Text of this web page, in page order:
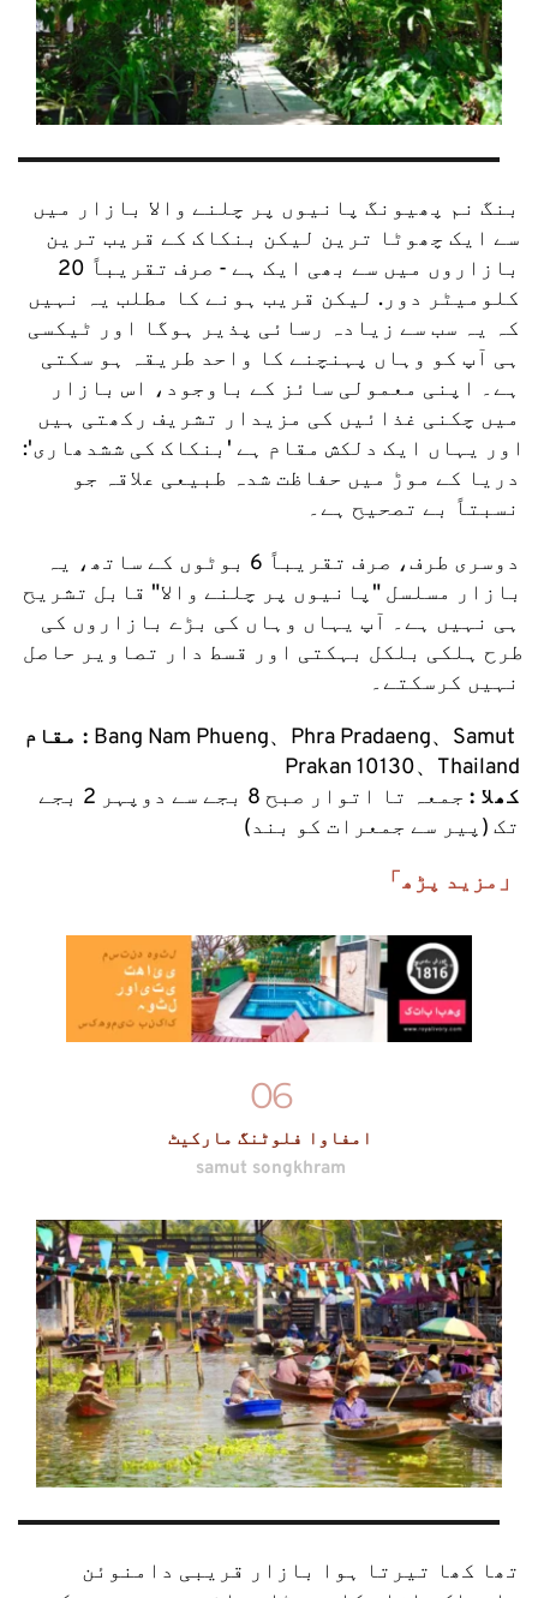
نسبتاً بے تصحیح ہے۔
نہیں کرسکتے۔
مقام : Bang Nam Phueng、Phra Pradaeng、Samut
Prakan 10130、Thailand
کھلا :
تک (پیر سے جمعرات کو بند)
「مزید پڑھ」
06
امفاوا فلوٹنگ مارکیٹ
samut songkhram